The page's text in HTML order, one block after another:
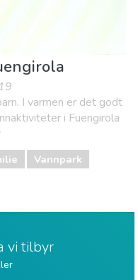
I varmen er det godt
i Fuengirola
Vannpark
vi tilbyr